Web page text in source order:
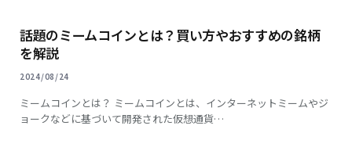
話題のミームコインとは？買い方やおすすめの銘柄
を解説
2024/08/24
ミームコインとは？ ミームコインとは、インターネットミームやジ
ョークなどに基づいて開発された仮想通貨…